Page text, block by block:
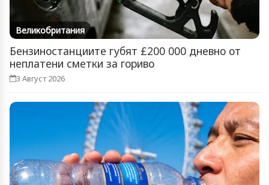
Великобритания
Бензиностанциите губят £200 000 дневно от
неплатени сметки за гориво
3 Август 2026